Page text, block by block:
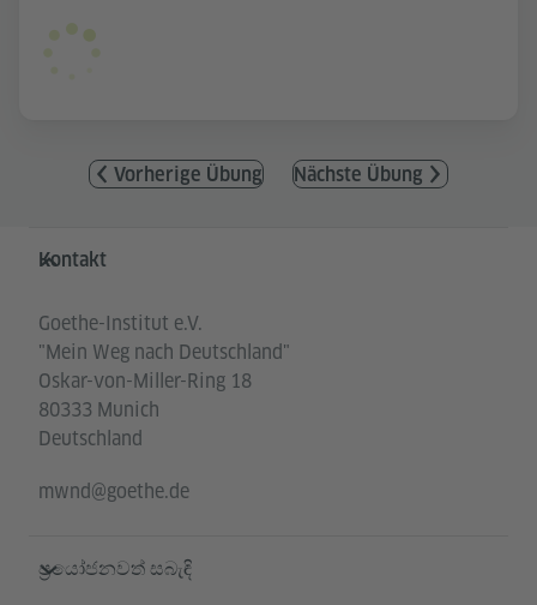
Vorherige Übung Nächste Übung
Service- und Informationsbereich
Kontakt
Goethe-Institut e.V.
"Mein Weg nach Deutschland"
Oskar-von-Miller-Ring 18
80333 Munich
Deutschland
mwnd@goethe.de
ප්‍රයෝජනවත් සබැඳි